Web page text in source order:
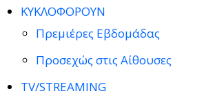
ΚΥΚΛΟΦΟΡΟΥΝ
Πρεμιέρες Εβδομάδας
Προσεχώς στις Αίθουσες
TV/STREAMING